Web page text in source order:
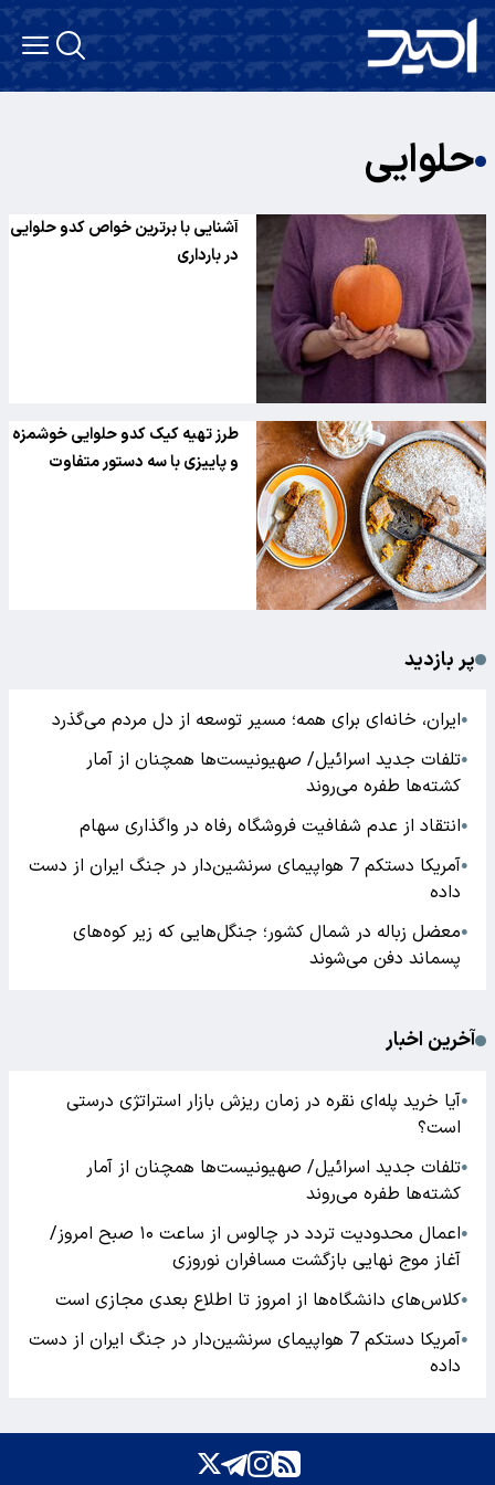
حلوایی
آشنایی با برترین خواص کدو حلوایی
در بارداری
طرز تهیه کیک کدو حلوایی خوشمزه
و پاییزی با سه دستور متفاوت
پر بازدید
●ایران، خانه‌ای برای همه؛ مسیر توسعه از دل مردم می‌گذرد
●تلفات جدید اسرائیل/ صهیونیست‌ها همچنان از آمار
کشته‌ها طفره می‌روند
●انتقاد از عدم شفافیت فروشگاه رفاه در واگذاری سهام
●
آمریکا دستکم 7 هواپیمای سرنشین‌دار در جنگ ایران از دست
داده
●معضل زباله در شمال کشور؛ جنگل‌هایی که زیر کوه‌های
پسماند دفن می‌شوند
آخرین اخبار
●آیا خرید پله‌ای نقره در زمان ریزش بازار استراتژی درستی
است؟
●تلفات جدید اسرائیل/ صهیونیست‌ها همچنان از آمار
کشته‌ها طفره می‌روند
●
اعمال محدودیت تردد در چالوس از ساعت ۱۰ صبح امروز/
آغاز موج نهایی بازگشت مسافران نوروزی
●کلاس‌های دانشگاه‌ها از امروز تا اطلاع بعدی مجازی است
●
آمریکا دستکم 7 هواپیمای سرنشین‌دار در جنگ ایران از دست
داده